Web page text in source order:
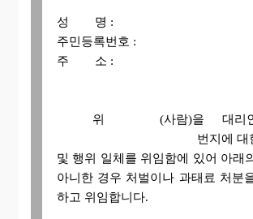
성 명 :
주민등록번호 :
주 소 :
위
(사람)을 대리
번지에 대
및 행위 일체를 위임함에 있어 아래
아니한 경우 처벌이나 과태료 처분
하고 위임합니다.